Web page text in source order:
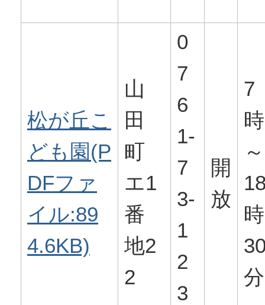
松が丘こ
ども園(P
DFファ
イル:89
4.6KB)
山
田
町
エ1
番
地2
2
0
7
6
1-
7
3-
1
2
3
開
放
7
時
～
時
分